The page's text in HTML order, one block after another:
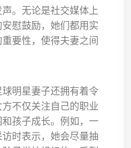
。无论是社交媒体上
慰鼓励，她们都用实
要性，使得夫妻之间
明星妻子还拥有着令
不仅关注自己的职业
孩子成长。例如，一
时表示，她会尽量抽